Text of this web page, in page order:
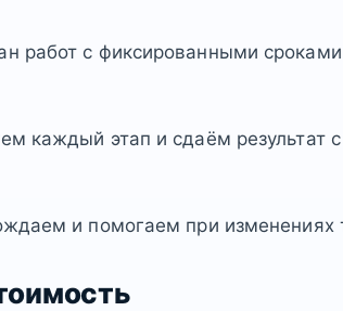
работ с фиксированными
каждый этап и сдаём результат
и помогаем при изменениях